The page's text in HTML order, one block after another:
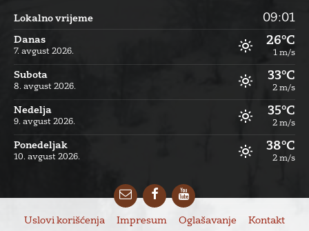
Lokalno vrijeme 09:01
Danas
7. avgust 2026.
26°C
1 m/s
Subota
8. avgust 2026.
33°C
2 m/s
Nedelja
9. avgust 2026.
35°C
2 m/s
Ponedeljak
10. avgust 2026.
38°C
2 m/s
EmailFacebookYouTube
Uslovi korišćenja Impresum Oglašavanje Kontakt